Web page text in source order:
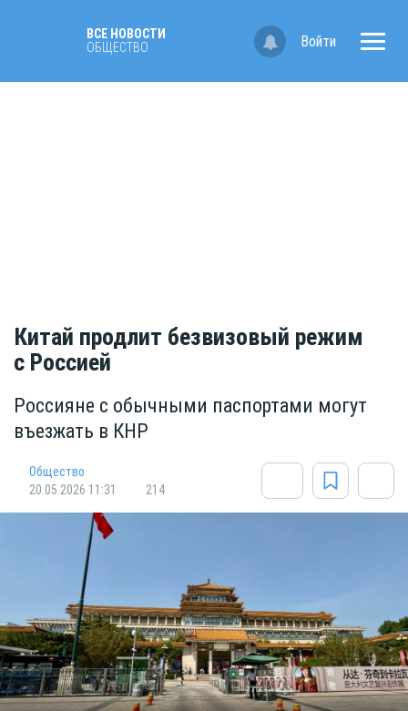
ВСЕ НОВОСТИ
ОБЩЕСТВО
Войти
Китай продлит безвизовый режим
с Россией
Россияне с обычными паспортами могут
въезжать в КНР
Общество
20.05.2026 11:31
214